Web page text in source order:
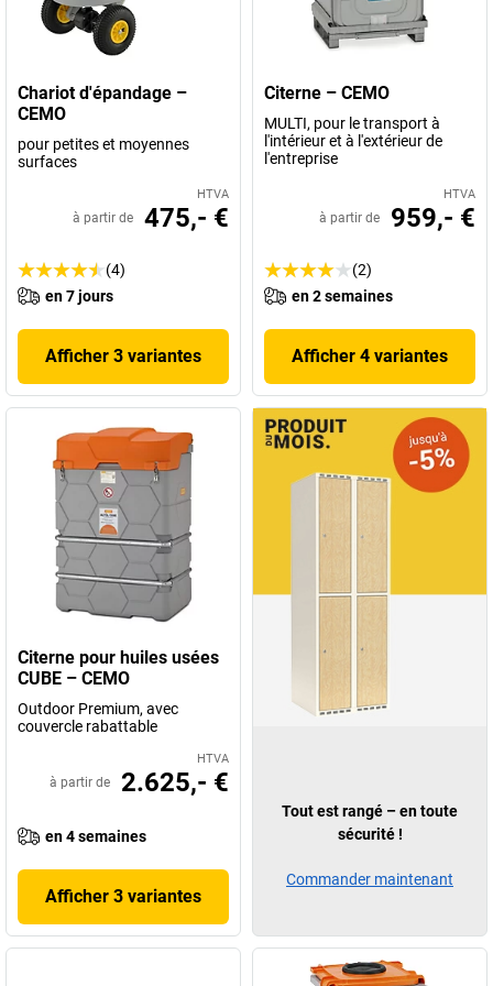
Vous y trouverez vous aussi la solution professionnelle qu'il vous
Chariot d'épandage –
CEMO
pour petites et moyennes
surfaces
HTVA
à partir de 475,- €
(4)
en 7 jours
Afficher 3 variantes
Citerne – CEMO
MULTI, pour le transport à
l'intérieur et à l'extérieur de
l'entreprise
HTVA
à partir de 959,- €
(2)
en 2 semaines
Afficher 4 variantes
Citerne pour huiles usées
CUBE – CEMO
Outdoor Premium, avec
couvercle rabattable
HTVA
à partir de 2.625,- €
en 4 semaines
Afficher 3 variantes
Tout est rangé – en toute
sécurité !
Commander maintenant